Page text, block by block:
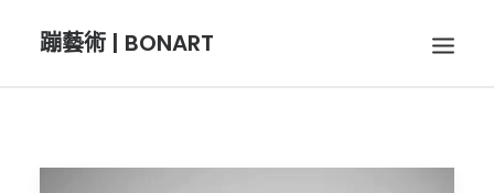
蹦藝術 | BONART